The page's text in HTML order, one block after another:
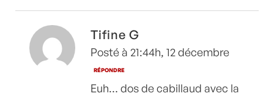
Tifine G
Posté à 21:44h, 12 décembre
RÉPONDRE
Euh… dos de cabillaud avec la